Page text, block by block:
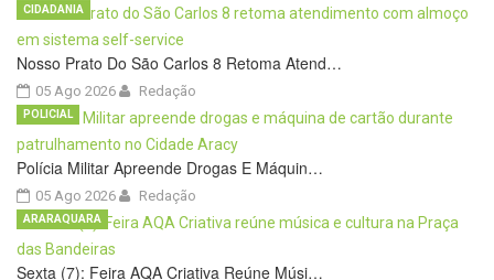
Nosso Prato Do São Carlos 8 Retoma Atend…
05 Ago 2026
CIDADANIA
Redação
Polícia Militar Apreende Drogas E Máquin…
05 Ago 2026
POLICIAL
Redação
Sexta (7): Feira AQA Criativa Reúne Músi…
ARARAQUARA